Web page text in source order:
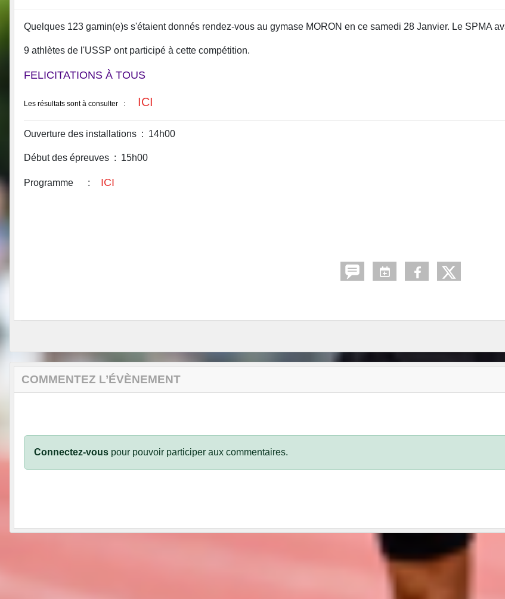
Quelques 123 gamin(e)s s'étaient donnés rendez-vous au gymase MORON en ce samedi 28 Janvier. Le SPMA
9 athlètes de l'USSP ont participé à cette compétition.
FELICITATIONS À TOUS
Les résultats sont à consulter : ICI
Ouverture des installations : 14h00
Début des épreuves : 15h00
Programme : ICI
COMMENTEZ L’ÉVÈNEMENT
Connectez-vous pour pouvoir participer aux commentaires.